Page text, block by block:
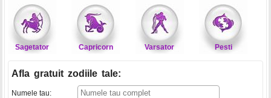
Sagetator Capricorn Varsator Pesti
Afla gratuit zodiile tale:
Numele tau: